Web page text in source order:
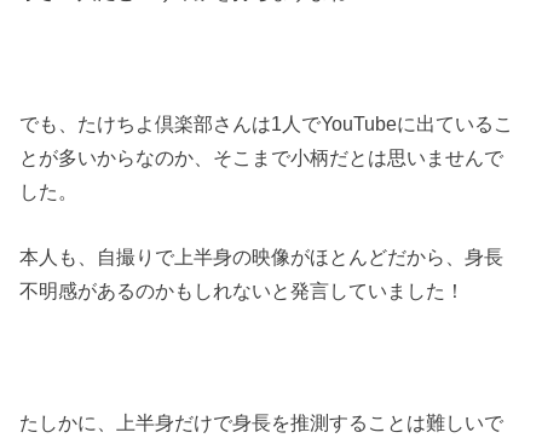
でも、たけちよ倶楽部さんは1人でYouTubeに出ているこ
とが多いからなのか、そこまで小柄だとは思いませんで
した。
本人も、自撮りで上半身の映像がほとんどだから、身長
不明感があるのかもしれないと発言していました！
たしかに、上半身だけで身長を推測することは難しいで